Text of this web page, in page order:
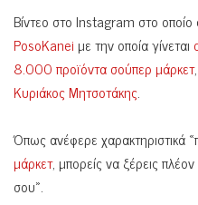
Βίντεο στο Instagram στο
PosoKanei με την οποία γίνεται
8.000 προϊόντα σούπερ μάρκετ
Κυριάκος Μητσοτάκης.
Όπως ανέφερε χαρακτηριστικά
μάρκετ, μπορείς να ξέρεις
σου».